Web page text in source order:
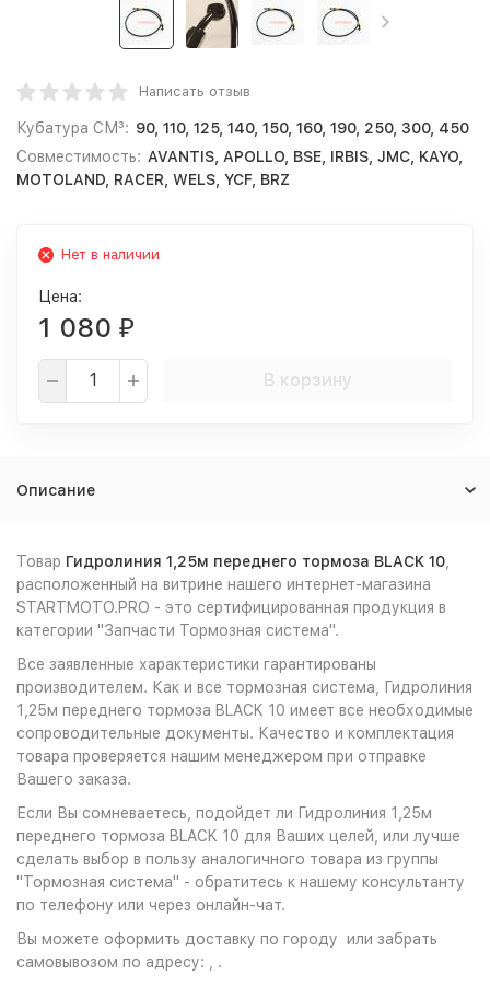
Написать отзыв
Кубатура СМ³: 90, 110, 125, 140, 150, 160, 190, 250, 300, 450
Совместимость: AVANTIS, APOLLO, BSE, IRBIS, JMC, KAYO,
MOTOLAND, RACER, WELS, YCF, BRZ
Нет в наличии
Цена:
1 080 ₽
В корзину
Описание
Товар Гидролиния 1,25м переднего тормоза BLACK 10
расположенный на витрине нашего интернет-магазина
STARTMOTO.PRO - это сертифицированная продукция в
категории "Запчасти Тормозная система".
Все заявленные характеристики гарантированы
производителем. Как и все тормозная система, Гидролиния
1,25м переднего тормоза BLACK 10 имеет все необходимые
сопроводительные документы. Качество и комплектация
товара проверяется нашим менеджером при отправке
Вашего заказа.
Если Вы сомневаетесь, подойдет ли Гидролиния 1,25м
переднего тормоза BLACK 10 для Ваших целей, или лучше
сделать выбор в пользу аналогичного товара из группы
"Тормозная система" - обратитесь к нашему консультанту
по телефону или через онлайн-чат.
Вы можете оформить доставку по городу или забрать
самовывозом по адресу: , .